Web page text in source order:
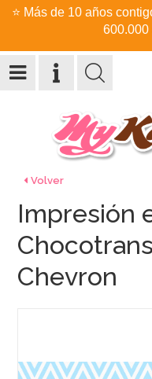
⭐ Más de 10 años
600.000
Volver
Impresión
Chevron